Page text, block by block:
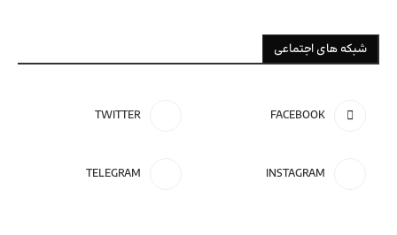
شبکه های اجتماعی
FACEBOOK
TWITTER
INSTAGRAM
TELEGRAM